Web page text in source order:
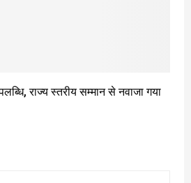
राज्य स्तरीय सम्मान से नवाजा गया